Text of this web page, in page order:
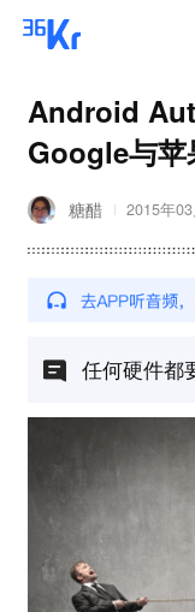
Android
Google与苹
糖醋 2015年
任何硬件都